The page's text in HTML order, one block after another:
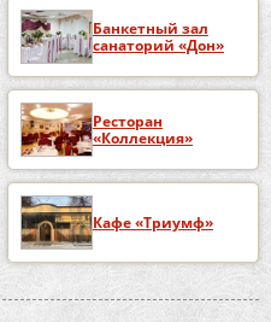
Банкетный зал
санаторий «Дон»
Ресторан
«Коллекция»
Кафе «Триумф»